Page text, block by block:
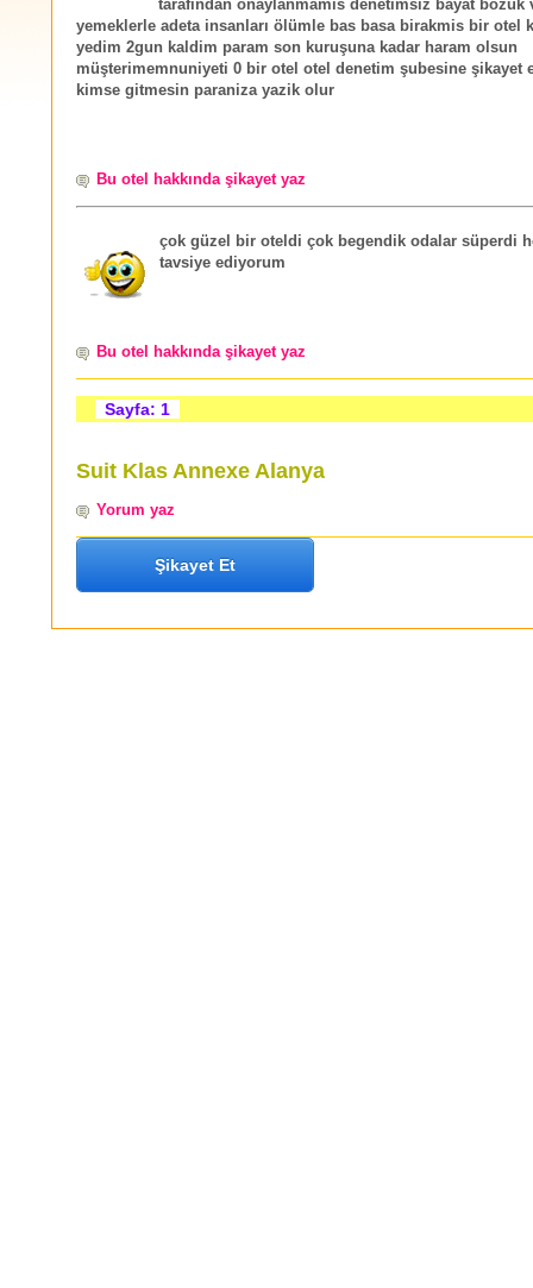
tarafından onaylanmamis denetimsiz bayat bozuk
yemeklerle adeta insanları ölümle bas basa birakmis bir otel
yedim 2gun kaldim param son kuruşuna kadar haram olsun
müşterimemnuniyeti 0 bir otel otel denetim şubesine şikayet
kimse gitmesin paraniza yazik olur
Bu otel hakkında şikayet yaz
çok güzel bir oteldi çok begendik odalar süperdi
tavsiye ediyorum
Bu otel hakkında şikayet yaz
Sayfa: 1
Suit Klas Annexe Alanya
Yorum yaz
Şikayet Et